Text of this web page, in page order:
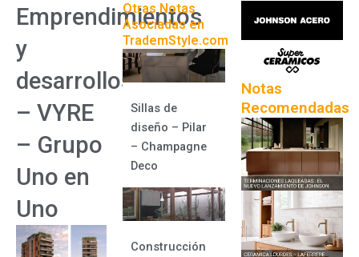
Emprendimientos
y
desarrollos
– VYRE
– Grupo
Uno en
Uno
Otras Notas
Asociadas en
TrademStyle.com
Sillas de
diseño – Pilar
– Champagne
Deco
Construcción
Notas
Recomendadas